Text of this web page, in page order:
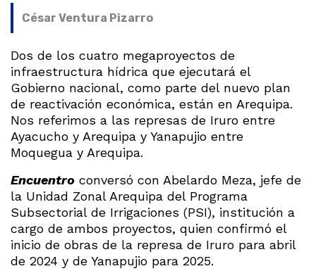
César Ventura Pizarro
Dos de los cuatro megaproyectos de
infraestructura hídrica que ejecutará el
Gobierno nacional, como parte del nuevo plan
de reactivación económica, están en Arequipa.
Nos referimos a las represas de Iruro entre
Ayacucho y Arequipa y Yanapujio entre
Moquegua y Arequipa.
Encuentro conversó con Abelardo Meza, jefe de
la Unidad Zonal Arequipa del Programa
Subsectorial de Irrigaciones (PSI), institución a
cargo de ambos proyectos, quien confirmó el
inicio de obras de la represa de Iruro para abril
de 2024 y de Yanapujio para 2025.